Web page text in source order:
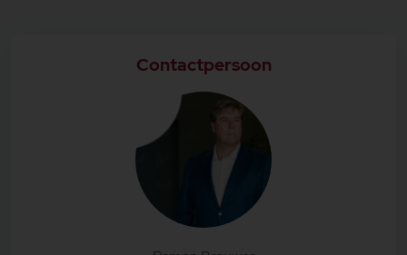
vervoer is uitstekend bereikbaar, met tram- en
bushaltes op loopafstand. Met de auto ben je snel
op de A9 of A10. De ligging is centraal gelegen ten
opzichte van Schiphol en de Zuid as. Ideaal voor een
comfortabel en goed stadsleven.
Gemeenschappelijke entree met toegang tot de lift
en trappenhuis naar de woonverdiepingen. Tevens
een trap naar de kelder waar zich de berging
Contactpersoon